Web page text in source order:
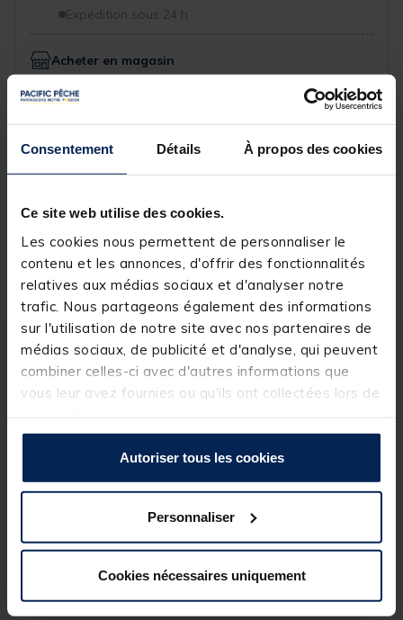
Consentement Détails À propos des cookies
Ce site web utilise des cookies.
Les cookies nous permettent de personnaliser le
contenu et les annonces, d'offrir des fonctionnalités
relatives aux médias sociaux et d'analyser notre
trafic. Nous partageons également des informations
sur l'utilisation de notre site avec nos partenaires de
médias sociaux, de publicité et d'analyse, qui peuvent
combiner celles-ci avec d'autres informations que
vous leur avez fournies ou qu'ils ont collectées lors de
Autoriser tous les cookies
Personnaliser
Cookies nécessaires uniquement
Expédition sous 24 h
Acheter en magasin
Choisissez un magasin pour voir la disponibilité
Réserver en ligne et payer en magasin
Livraison gratuite en point relais et magasin
Retour gratuit, 1 mois pour changer d’avis
Description Spécifications
Description
Les "arômes liquides" sont très puissants et
renforcent l'attractivité des appâts, des pellets, des
pâtes, des graines et même des esches vivantes.